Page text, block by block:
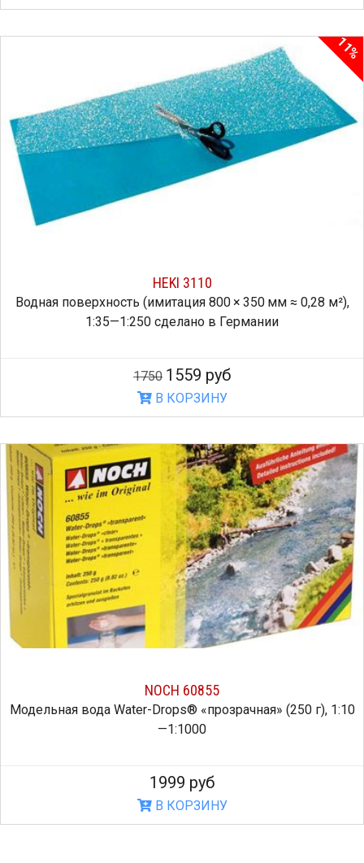
HEKI 3110
Водная поверхность (имитация 800 × 350 мм ≈ 0,28 м²),
1:35—1:250 сделано в Германии
11%
1750 1559 руб
В КОРЗИНУ
NOCH 60855
Модельная вода Water-Drops® «прозрачная» (250 г), 1:10
—1:1000
1999 руб
В КОРЗИНУ